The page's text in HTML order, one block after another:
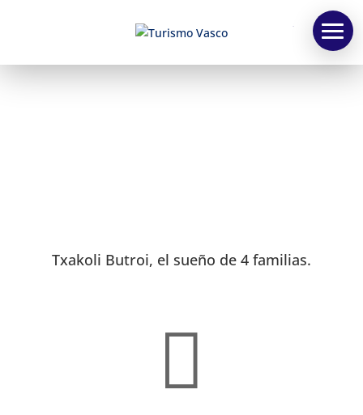
Txakoli Butroi, el sueño de 4 familias.
